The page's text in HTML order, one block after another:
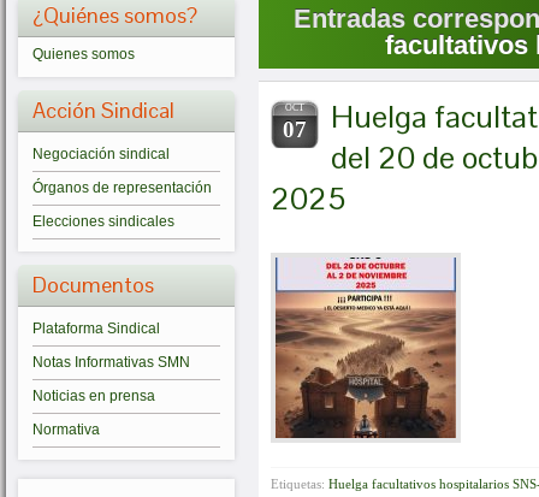
¿Quiénes somos?
Quienes somos
Acción Sindical
Negociación sindical
Órganos de representación
Elecciones sindicales
Documentos
Plataforma Sindical
Notas Informativas SMN
Noticias en prensa
Normativa
Entradas
facultativos
OCT
07
Huelga
del 20 de
2025
Etiquetas: Huelga facultativos hospitalarios